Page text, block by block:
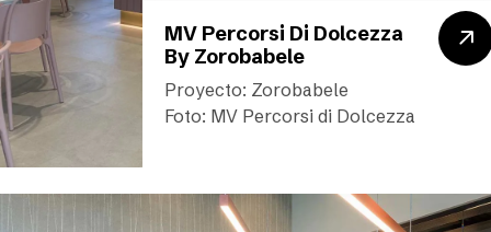
MV Percorsi Di Dolcezza
By Zorobabele
Proyecto: Zorobabele
Foto: MV Percorsi di Dolcezza